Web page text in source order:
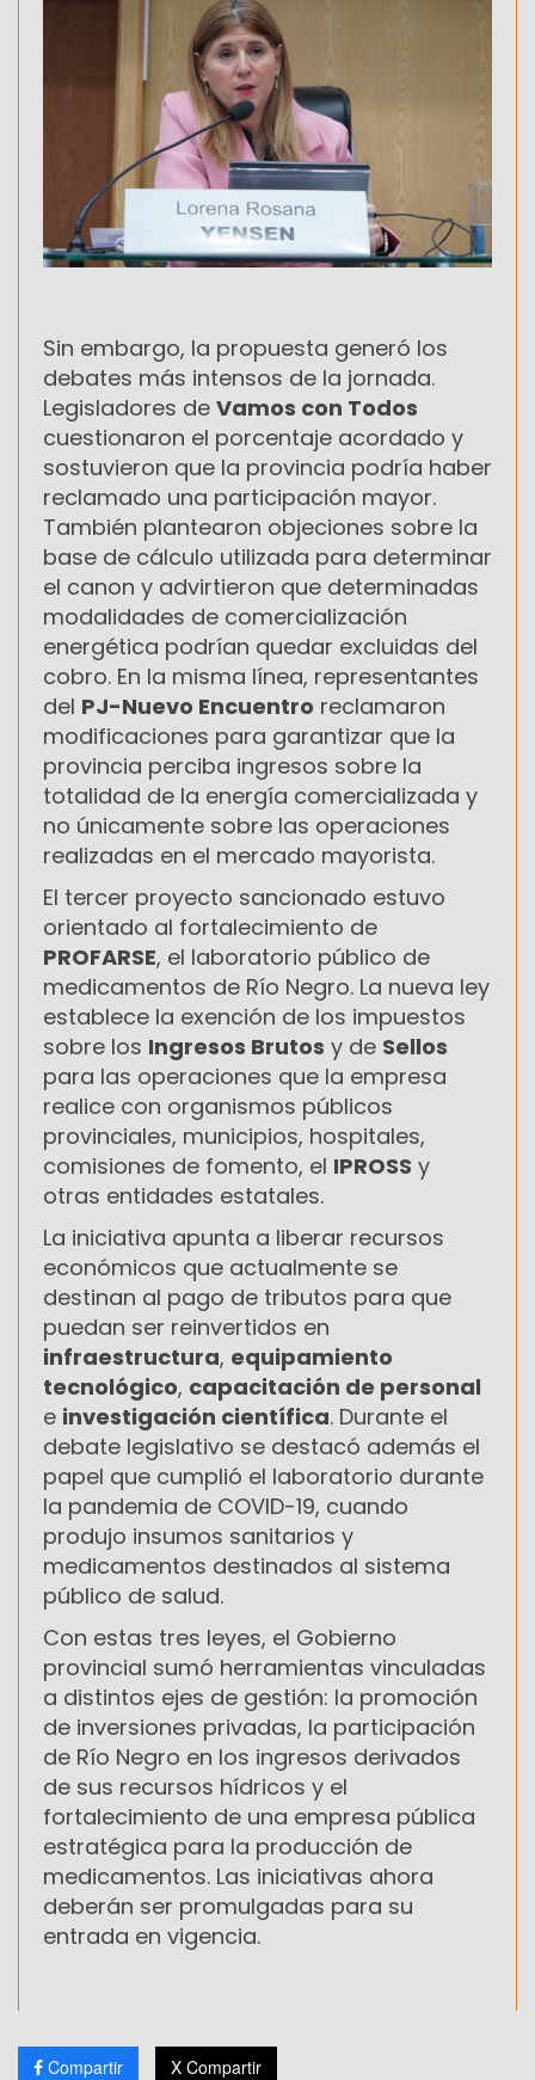
Sin embargo, la propuesta generó los
debates más intensos de la jornada.
Legisladores de Vamos con Todos
cuestionaron el porcentaje acordado y
sostuvieron que la provincia podría haber
reclamado una participación mayor.
También plantearon objeciones sobre la
base de cálculo utilizada para determinar
el canon y advirtieron que determinadas
modalidades de comercialización
energética podrían quedar excluidas del
cobro. En la misma línea, representantes
del PJ-Nuevo Encuentro reclamaron
modificaciones para garantizar que la
provincia perciba ingresos sobre la
totalidad de la energía comercializada y
no únicamente sobre las operaciones
realizadas en el mercado mayorista.
El tercer proyecto sancionado estuvo
orientado al fortalecimiento de
PROFARSE, el laboratorio público de
medicamentos de Río Negro. La nueva ley
establece la exención de los impuestos
sobre los Ingresos Brutos y de Sellos
para las operaciones que la empresa
realice con organismos públicos
provinciales, municipios, hospitales,
comisiones de fomento, el IPROSS y
otras entidades estatales.
La iniciativa apunta a liberar recursos
económicos que actualmente se
destinan al pago de tributos para que
puedan ser reinvertidos en
infraestructura, equipamiento
tecnológico, capacitación de personal
e investigación científica. Durante el
debate legislativo se destacó además el
papel que cumplió el laboratorio durante
la pandemia de COVID-19, cuando
produjo insumos sanitarios y
medicamentos destinados al sistema
público de salud.
Con estas tres leyes, el Gobierno
provincial sumó herramientas vinculadas
a distintos ejes de gestión: la promoción
de inversiones privadas, la participación
de Río Negro en los ingresos derivados
de sus recursos hídricos y el
fortalecimiento de una empresa pública
estratégica para la producción de
medicamentos. Las iniciativas ahora
deberán ser promulgadas para su
entrada en vigencia.
Compartir X Compartir